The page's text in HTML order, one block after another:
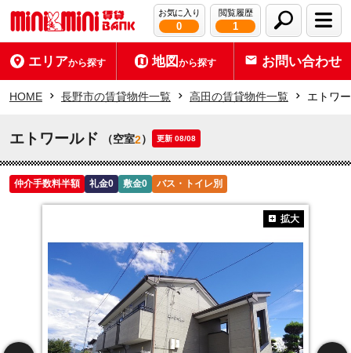
お気に入り
0
閲覧履歴
1
エリアから探す 地図から探す お問い合わせ
HOME 長野市の賃貸物件一覧 高田の賃貸物件一覧 エトワ
エトワールド （空室2） 更新 08/08
仲介手数料半額 礼金0 敷金0 バス・トイレ別
拡大